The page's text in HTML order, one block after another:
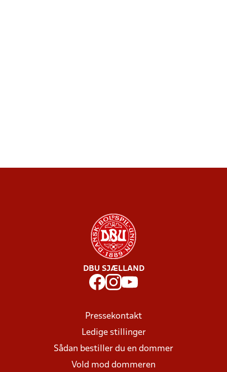
DBU SJÆLLAND
Pressekontakt
Ledige stillinger
Sådan bestiller du en dommer
Vold mod dommeren